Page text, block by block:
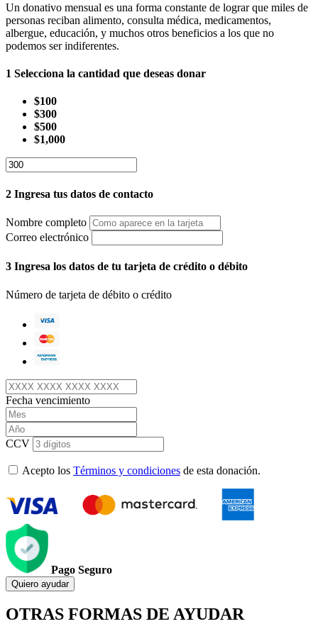
Un donativo mensual es una forma constante de lograr que miles de
personas reciban alimento, consulta médica, medicamentos,
albergue, educación, y muchos otros beneficios a los que no
podemos ser indiferentes.
1 Selecciona la cantidad que deseas donar
$100
$300
$500
$1,000
2 Ingresa tus datos de contacto
Nombre completo
Correo electrónico
3 Ingresa los datos de tu tarjeta de crédito o débito
Número de tarjeta de débito o crédito
Fecha vencimiento
CCV
Acepto los Términos y condiciones de esta donación.
Pago Seguro
Quiero ayudar
OTRAS FORMAS DE AYUDAR